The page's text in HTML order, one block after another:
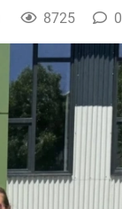
8725 0